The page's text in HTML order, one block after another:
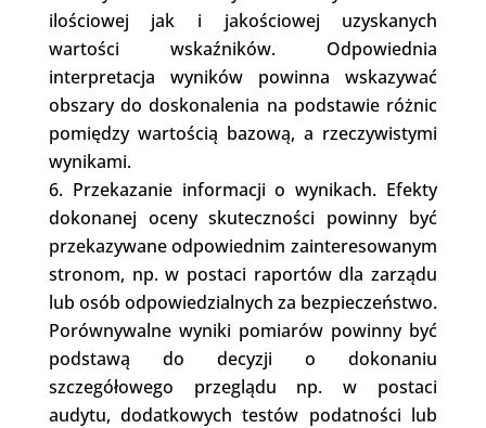
ilościowej jak i jakościowej uzyskanych
wartości wskaźników. Odpowiednia
interpretacja wyników powinna wskazywać
obszary do doskonalenia na podstawie różnic
pomiędzy wartością bazową, a rzeczywistymi
wynikami.
Przekazanie informacji o wynikach. Efekty
dokonanej oceny skuteczności powinny być
przekazywane odpowiednim zainteresowanym
stronom, np. w postaci raportów dla zarządu
lub osób odpowiedzialnych za bezpieczeństwo.
Porównywalne wyniki pomiarów powinny być
podstawą do decyzji o dokonaniu
szczegółowego przeglądu np. w postaci
audytu, dodatkowych testów podatności lub